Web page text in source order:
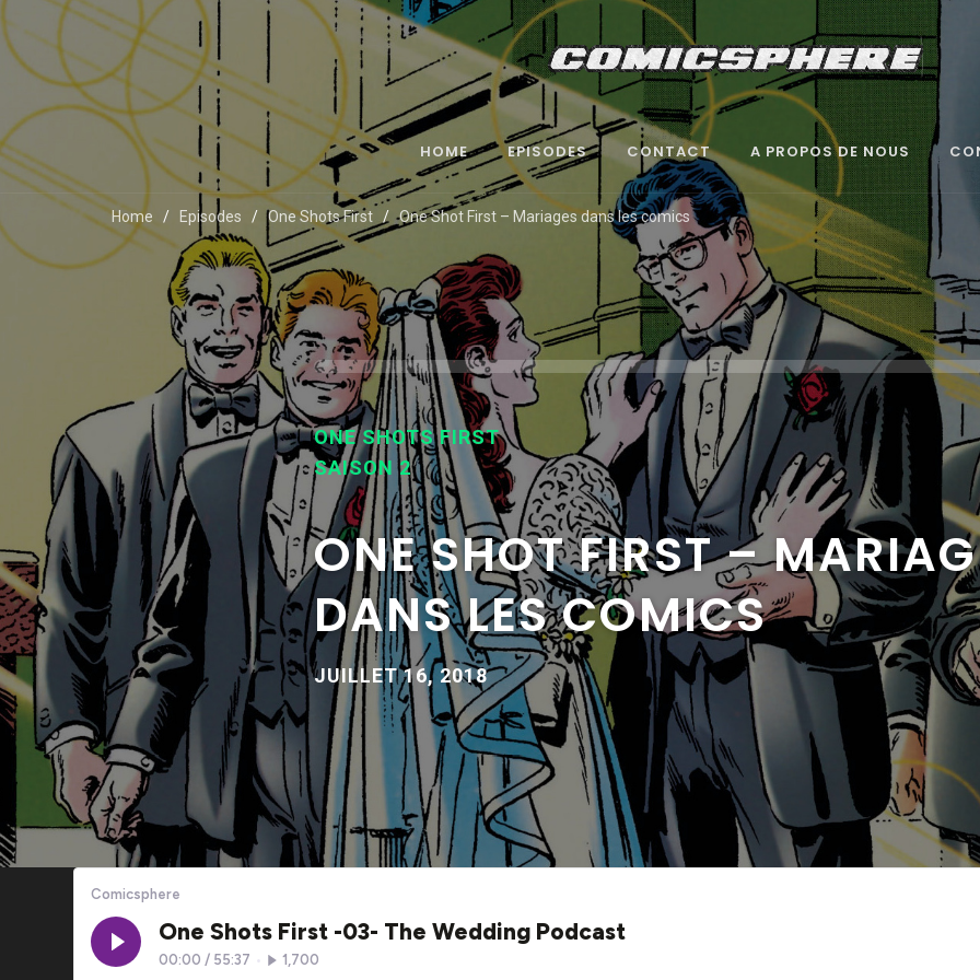
HOME EPISODES CONTACT A PROPOS DE NOUS
Home Episodes One Shots First One Shot First – Mariages dans les comics
ONE SHOTS FIRST
SAISON 2
ONE SHOT FIRST –
DANS LES COMICS
JUILLET 16, 2018